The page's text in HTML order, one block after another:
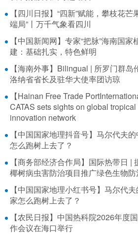
【四川日报】“四新”赋能，攀枝花芒
端局”丨万千气象看四川
【中国新闻网】专家“把脉”海南国家
建：基础扎实，特色鲜明
【海南外事】Bilingual | 所罗门群岛
洛纳省省长及驻华大使率团访琼
【Hainan Free Trade
CATAS sets sights on global
innovation network
【中国国家地理抖音号】马尔代夫
怎么跑树上去了？
【商务部经济合作局】国际热带日 |
椰树病虫害防治项目推广绿色生物
【中国国家地理小红书号】马尔代
家怎么跑树上去了？
【农民日报】中国热科院2026年度
作会议在海口举行